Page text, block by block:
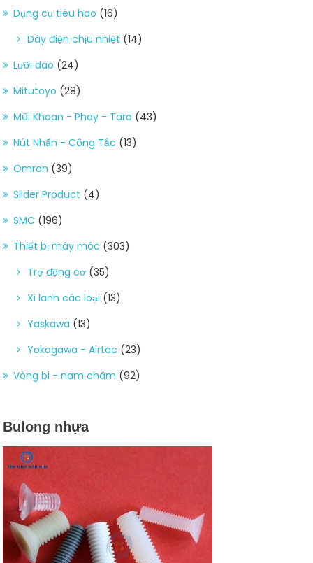
Dụng cụ tiêu hao (16)
Dây điện chịu nhiệt (14)
Lưỡi dao (24)
Mitutoyo (28)
Mũi Khoan - Phay - Taro (43)
Nút Nhấn - Công Tắc (13)
Omron (39)
Slider Product (4)
SMC (196)
Thiết bị máy móc (303)
Trợ động cơ (35)
Xi lanh các loại (13)
Yaskawa (13)
Yokogawa - Airtac (23)
Vòng bi - nam châm (92)
Bulong nhựa